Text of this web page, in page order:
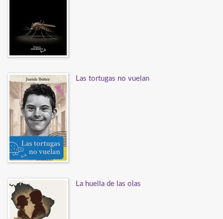
Las tortugas no vuelan
La huella de las olas